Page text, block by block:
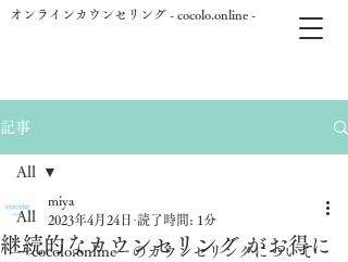
オンラインカウンセリング - cocolo.online -
記事
All
ーcocolo.onlineーのカウンセリングについて
All
継続的なカウンセリング がお得に
miya
2023年4月24日 読了時間: 1分